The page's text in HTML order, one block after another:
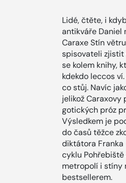
Lidé, čtěte, i
antikváře Daniel
Caraxe Stín
spisovateli zjistit
se kolem knihy,
kdekdo leccos
co stůj. Navíc
jelikož
gotických próz
Výsledkem je
do časů těžce
diktátora Franka
cyklu
metropolí i stíny
bestsellerem.